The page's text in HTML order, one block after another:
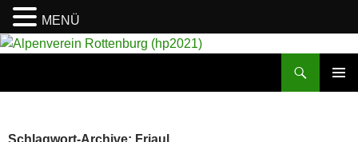
Schlagwort-Archive: Friaul
MENÜ